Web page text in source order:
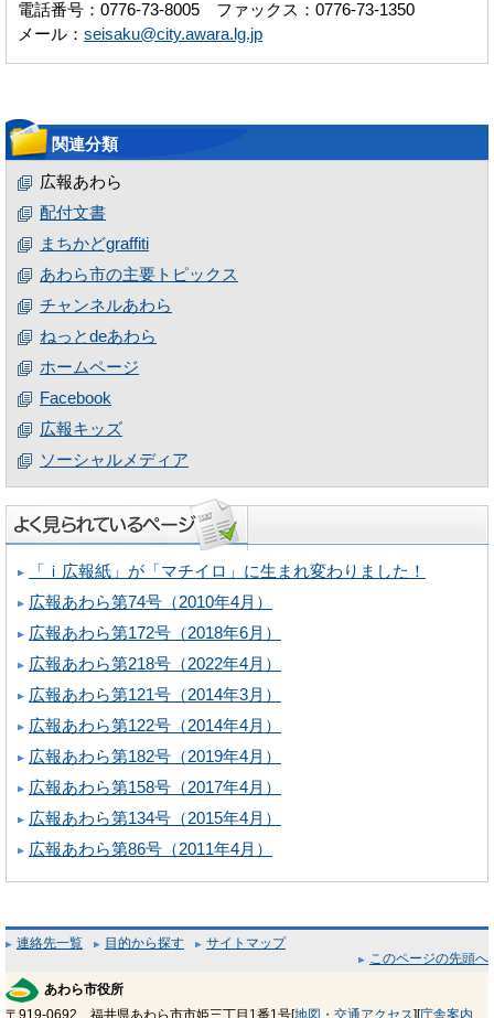
電話番号：0776-73-8005 ファックス：0776-73-1350
メール： seisaku@city.awara.lg.jp
関連分類
広報あわら
配付文書
まちかどgraffiti
あわら市の主要トピックス
チャンネルあわら
ねっとdeあわら
ホームページ
Facebook
広報キッズ
ソーシャルメディア
「ｉ広報紙」が「マチイロ」に生まれ変わりました！
広報あわら第74号（2010年4月）
広報あわら第172号（2018年6月）
広報あわら第218号（2022年4月）
広報あわら第121号（2014年3月）
広報あわら第122号（2014年4月）
広報あわら第182号（2019年4月）
広報あわら第158号（2017年4月）
広報あわら第134号（2015年4月）
広報あわら第86号（2011年4月）
連絡先一覧 目的から探す
サイトマップ
このページの先頭へ
あわら市役所
〒919-0692 福井県あわら市市姫三丁目1番1号[地図・交通アクセス][庁舎案内